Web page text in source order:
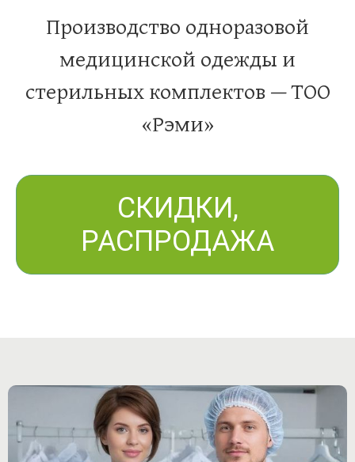
Производство одноразовой
медицинской одежды и
стерильных комплектов — ТОО
«Рэми»
СКИДКИ,
РАСПРОДАЖА